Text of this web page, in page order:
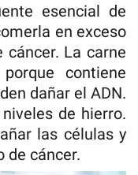
esencial de
en exceso
La carne
contiene
dañar el ADN.
de hierro.
las células y
de cáncer.